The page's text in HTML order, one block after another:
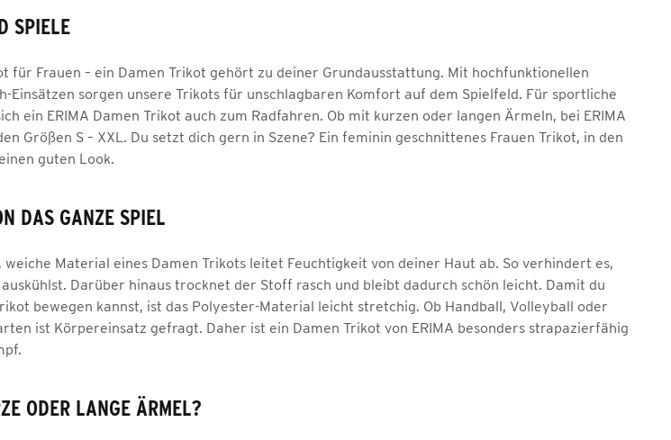
SPIELE
für Frauen – ein Damen Trikot gehört zu deiner Grundausstattung. Mit hochfunktionellen
Einsätzen sorgen unsere Trikots für unschlagbaren Komfort auf dem Spielfeld. Für sportliche
ein ERIMA Damen Trikot auch zum Radfahren. Ob mit kurzen oder langen Ärmeln, bei ERIMA
Größen S – XXL. Du setzt dich gern in Szene? Ein feminin geschnittenes Frauen Trikot, in den
guten Look.
DAS GANZE SPIEL
Material eines Damen Trikots leitet Feuchtigkeit von deiner Haut ab. So verhindert es,
Darüber hinaus trocknet der Stoff rasch und bleibt dadurch schön leicht. Damit du
bewegen kannst, ist das Polyester-Material leicht stretchig. Ob Handball, Volleyball oder
ist Körpereinsatz gefragt. Daher ist ein Damen Trikot von ERIMA besonders strapazierfähig
ODER LANGE ÄRMEL?